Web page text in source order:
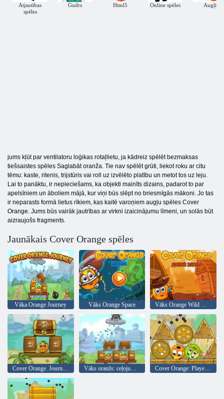
Atjautības
spēles
Gudrs Html5 Online spēles Augļi
jums kļūt par ventilatoru loģikas rotaļlietu, ja kādreiz spēlēt bezmaksas
tiešsaistes spēles Saglabāt oranža. Tie nav spēlēt grūti, liekot roku ar citu
tēmu: kaste, ritenis, trijstūris vai roll uz izvēlēto platību un metot tos uz leju.
Lai to panāktu, ir nepieciešams, ka objekti mainīts dizains, padarot to par
apelsīniem un āboliem mājā, kur viņi būs slēpt no briesmīgās mākoni. Jo tas
ir neparasts formā lietus rīkiem, kas kaitē varoņiem augļu spēles Cover
Orange. Jums būs vairāk jautrības ar virkni izaicinājumu līmeni, un solās būt
aizraujošs fragments.
Jaunākais Cover Orange spēles
Vāka Orange Journey Vāks Orange Space
Cover Orange. Journey. Pirates Vāks oranžs: ceļojuma bruņinieki Cover Orange: Players Pack 1